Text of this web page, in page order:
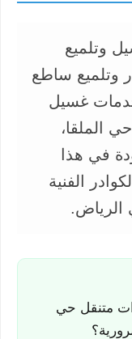
وتلميع
وتلميع ساطع
غسيل
الملقا،
في هذا
الفنية
الرياض.
متنقل حي